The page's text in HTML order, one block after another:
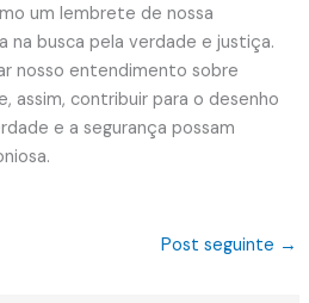
um lembrete de nossa
na busca pela verdade e justiça.
nosso entendimento sobre
assim, contribuir para o desenho
e a segurança possam
Post seguinte →